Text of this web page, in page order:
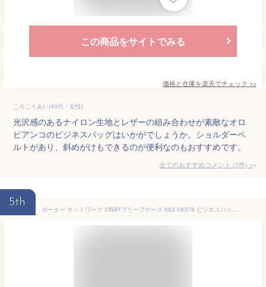
この商品をサイトでみる
価格と在庫を楽天でチェック >>
ころころあい(40代・女性)
光沢感のあるナイロン生地とレザーの組み合わせが素敵なオロ
ビアンコのビジネスバッグはいかがでしょうか。ショルダーベ
ルトがあり、斜めがけもできるのが便利なのもおすすめです。
全てのおすすめコメント (1件) >
5th
ポーター ネットワーク 2WAYブリーフケース 662-08378 ビジネスバッグ B4 2ルーム 軽量 メンズ レディース 吉田カバン porter クリスマスプレゼント